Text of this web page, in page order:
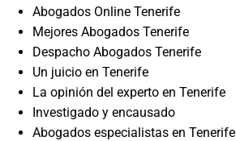
Abogados Online Tenerife
Mejores Abogados Tenerife
Despacho Abogados Tenerife
Un juicio en Tenerife
La opinión del experto en Tenerife
Investigado y encausado
Abogados especialistas en Tenerife